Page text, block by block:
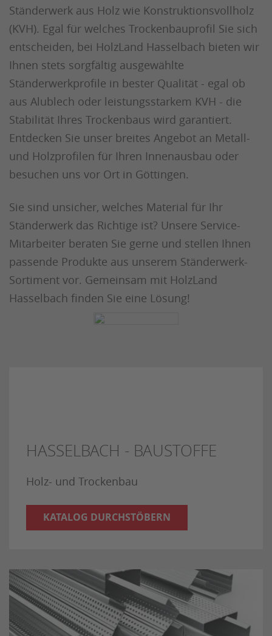
Ständerwerk aus Holz wie Konstruktionsvollholz
(KVH). Egal für welches Trockenbauprofil Sie sich
entscheiden, bei HolzLand Hasselbach bieten wir
Ihnen stets sorgfältig ausgewählte
Ständerwerkprofile in bester Qualität - egal ob
aus Alublech oder leistungsstarkem KVH - die
Stabilität Ihres Trockenbaus wird garantiert.
Entdecken Sie unser breites Angebot an Metall-
und Holzprofilen für Ihren Innenausbau oder
besuchen uns vor Ort in Göttingen.
Sie sind unsicher, welches Material für Ihr
Ständerwerk das Richtige ist? Unsere Service-
Mitarbeiter beraten Sie gerne und stellen Ihnen
passende Produkte aus unserem Ständerwerk-
Sortiment vor. Gemeinsam mit HolzLand
Hasselbach finden Sie eine Lösung!
HASSELBACH - BAUSTOFFE
Holz- und Trockenbau
KATALOG DURCHSTÖBERN